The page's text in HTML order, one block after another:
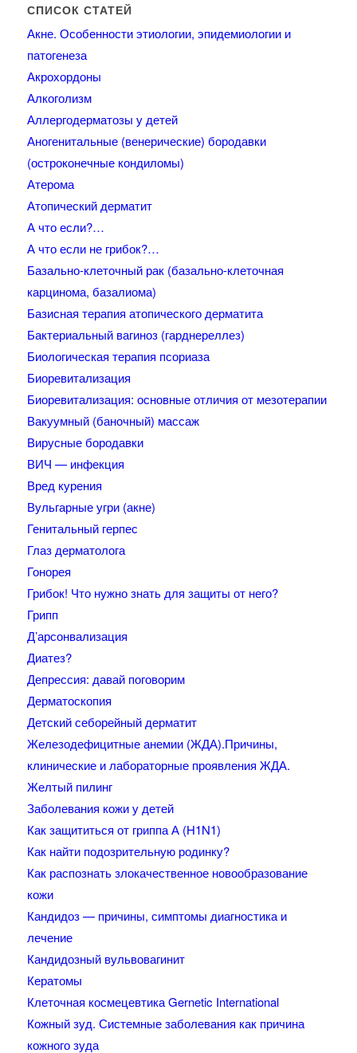
СПИСОК СТАТЕЙ
Акне. Особенности этиологии, эпидемиологии и
патогенеза
Акрохордоны
Алкоголизм
Аллергодерматозы у детей
Аногенитальные (венерические) бородавки
(остроконечные кондиломы)
Атерома
Атопический дерматит
А что если?…
А что если не грибок?…
Базально-клеточный рак (базально-клеточная
карцинома, базалиома)
Базисная терапия атопического дерматита
Бактериальный вагиноз (гарднереллез)
Биологическая терапия псориаза
Биоревитализация
Биоревитализация: основные отличия от мезотерапии
Вакуумный (баночный) массаж
Вирусные бородавки
ВИЧ — инфекция
Вред курения
Вульгарные угри (акне)
Генитальный герпес
Глаз дерматолога
Гонорея
Грибок! Что нужно знать для защиты от него?
Грипп
Д’арсонвализация
Диатез?
Депрессия: давай поговорим
Дерматоскопия
Детский себорейный дерматит
Железодефицитные анемии (ЖДА).Причины,
клинические и лабораторные проявления ЖДА.
Желтый пилинг
Заболевания кожи у детей
Как защититься от гриппа А (H1N1)
Как найти подозрительную родинку?
Как распознать злокачественное новообразование
кожи
Кандидоз — причины, симптомы диагностика и
лечение
Кандидозный вульвовагинит
Кератомы
Клеточная космецевтика Gernetic International
Кожный зуд. Системные заболевания как причина
кожного зуда